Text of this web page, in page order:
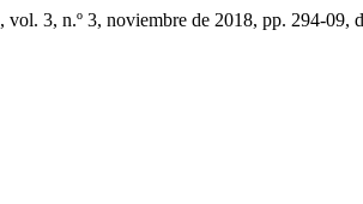
, vol. 3, n.º 3, noviembre de 2018, pp. 294-09,